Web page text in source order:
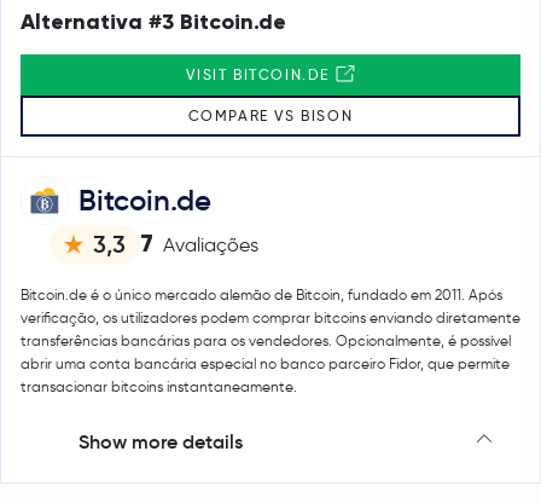
Bitcoin.de
3,3 7 Avaliações
Bitcoin.de é o único mercado alemão de Bitcoin, fundado em 2011. Após
verificação, os utilizadores podem comprar bitcoins enviando diretamente
transferências bancárias para os vendedores. Opcionalmente, é possível
abrir uma conta bancária especial no banco parceiro Fidor, que permite
transacionar bitcoins instantaneamente.
Show more details
Alternativa #3 Bitcoin.de
VISIT BITCOIN.DE
COMPARE VS BISON